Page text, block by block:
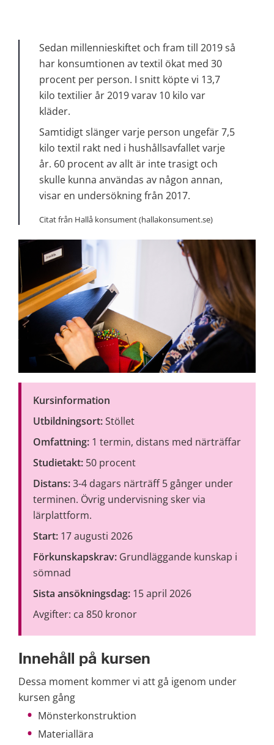
Sedan millennieskiftet och fram till 2019 så
har konsumtionen av textil ökat med 30
procent per person. I snitt köpte vi 13,7
kilo textilier år 2019 varav 10 kilo var
kläder.
Samtidigt slänger varje person ungefär 7,5
kilo textil rakt ned i hushållsavfallet varje
år. 60 procent av allt är inte trasigt och
skulle kunna användas av någon annan,
visar en undersökning från 2017.
Citat från Hallå konsument (hallakonsument.se)
Kursinformation
Utbildningsort: Stöllet
Omfattning: 1 termin, distans med närträffar
Studietakt: 50 procent
Distans: 3-4 dagars närträff 5 gånger under
terminen. Övrig undervisning sker via
lärplattform.
Start: 17 augusti 2026
Förkunskapskrav: Grundläggande kunskap i
sömnad
Sista ansökningsdag: 15 april 2026
Avgifter: ca 850 kronor
Innehåll på kursen
Dessa moment kommer vi att gå igenom under
kursen gång
Mönsterkonstruktion
Materiallära